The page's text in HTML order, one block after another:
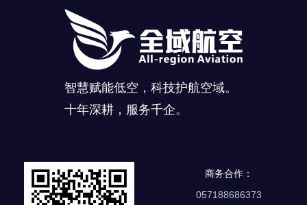
智慧赋能低空，科技护航空域。
十年深耕，服务千企。
商务合作：
057188686373